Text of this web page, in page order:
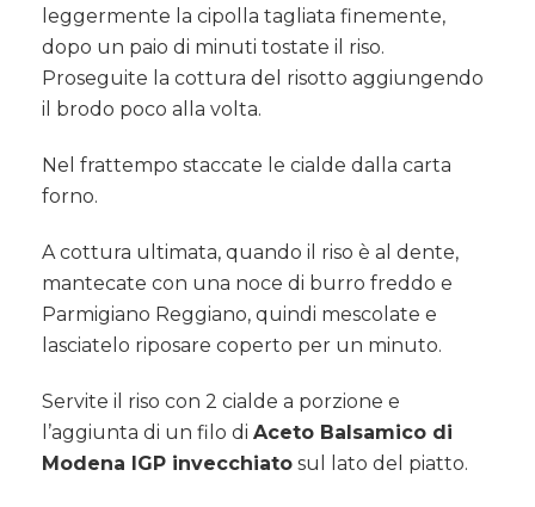
leggermente la cipolla tagliata finemente,
dopo un paio di minuti tostate il riso.
Proseguite la cottura del risotto aggiungendo
il brodo poco alla volta.
Nel frattempo staccate le cialde dalla carta
forno.
A cottura ultimata, quando il riso è al dente,
mantecate con una noce di burro freddo e
Parmigiano Reggiano, quindi mescolate e
lasciatelo riposare coperto per un minuto.
Servite il riso con 2 cialde a porzione e
l’aggiunta di un filo di Aceto Balsamico di
Modena IGP invecchiato sul lato del piatto.